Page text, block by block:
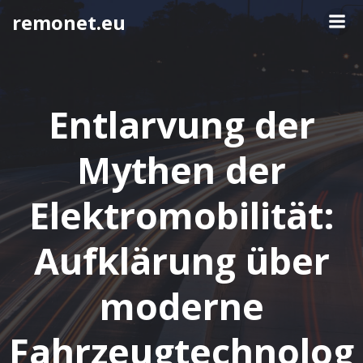
Springe
remonet.eu
Entlarvung der
Mythen der
Elektromobilität:
Aufklärung über
moderne
Fahrzeugtechnolog